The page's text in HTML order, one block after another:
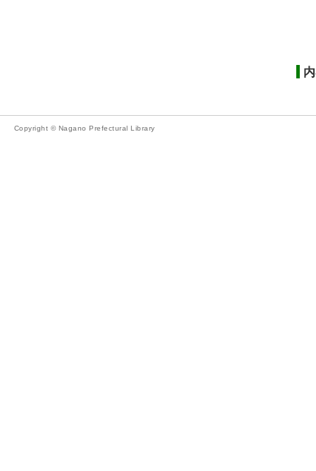
Copyright © Nagano Prefectural Library